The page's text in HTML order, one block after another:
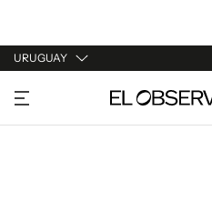
URUGUAY
URUGUAY
ARGENTINA